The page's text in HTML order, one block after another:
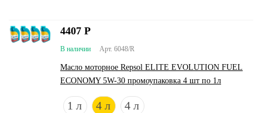
Арт. 6048/R
В наличии
Масло моторное Repsol ELITE EVOLUTION FUEL
ECONOMY 5W-30 промоупаковка 4 шт по 1л
1 л 4 л 4 л
4407 Р